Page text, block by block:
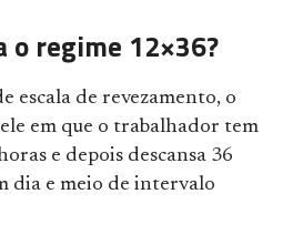
o regime 12×36?
escala de revezamento, o
em que o trabalhador tem
e depois descansa 36
dia e meio de intervalo